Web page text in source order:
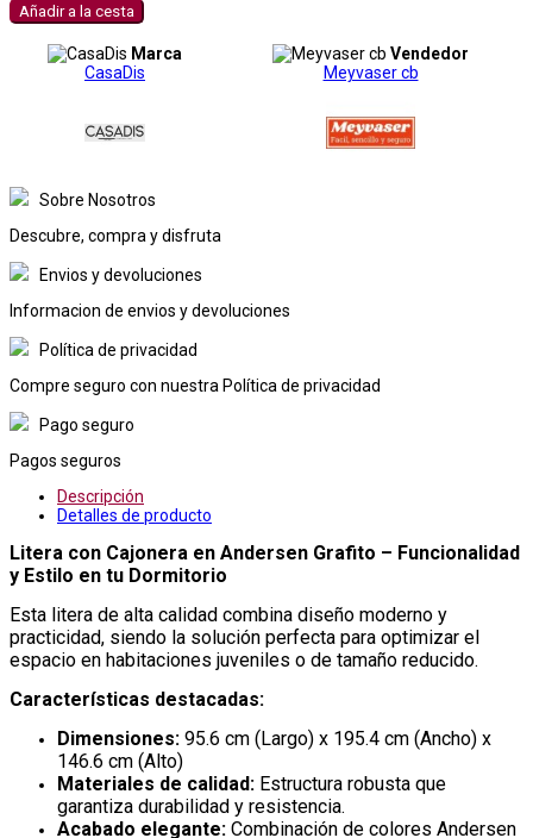
Añadir a la cesta
Marca
CasaDis
Vendedor
Meyvaser cb
Sobre Nosotros
Descubre, compra y disfruta
Envios y devoluciones
Informacion de envios y devoluciones
Política de privacidad
Compre seguro con nuestra Política de privacidad
Pago seguro
Pagos seguros
Descripción
Detalles de producto
Litera con Cajonera en Andersen Grafito – Funcionalidad
y Estilo en tu Dormitorio
Esta litera de alta calidad combina diseño moderno y
practicidad, siendo la solución perfecta para optimizar el
espacio en habitaciones juveniles o de tamaño reducido.
Características destacadas:
Dimensiones: 95.6 cm (Largo) x 195.4 cm (Ancho) x
146.6 cm (Alto)
Materiales de calidad: Estructura robusta que
garantiza durabilidad y resistencia.
Acabado elegante: Combinación de colores Andersen